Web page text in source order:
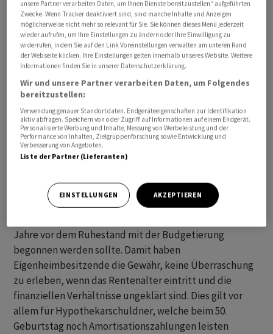
Mit 50 Jahren sollte mit der Planung für die Pension
Grundsätzlich gilt, dass eine längerfristige Planung der
Jahre vor dem Ruhestand mit der Budgetierung
begonnen werden sollte. Damit haben
Eigenheimbesitzende die Gewähr, keine Überraschung
zu erleben, wenn das Rentenalter eintritt und die
finanziellen Verhältnisse ungeklärt sind. Dies gilt vor
allem für Hypothekarschuldner, welche beim 50.
Geburtstag noch Amortisationszahlungen leisten
unsere Partner verarbeiten Daten, um Ihnen Dienste bereitzustellen“ aufgeführten
Zwecke. Wenn Tracker deaktiviert sind, sind manche Inhalte und Anzeigen
möglicherweise nicht mehr so relevant für Sie. Sie können dieses Menü jederzeit
wieder aufrufen, um Ihre Einstellungen zu ändern oder Ihre Einwilligung zu
widerrufen, indem Sie auf den Link Voreinstellungen verwalten am unteren Rand
der Webseite klicken. Ihre Einstellungen gelten innerhalb unseres Website. Weitere
Informationen finden Sie in unserer Datenschutzerklärung.
Wir und unsere Partner verarbeiten Daten, um Folgendes
bereitzustellen:
Verwendung genauer Standortdaten. Endgeräteeigenschaften zur Identifikation
aktiv abfragen. Speichern von oder Zugriff auf Informationen auf einem Endgerät.
Personalisierte Werbung und Inhalte, Messung von Werbeleistung und der
Performance von Inhalten, Zielgruppenforschung sowie Entwicklung und
Verbesserung von Angeboten.
Liste der Partner (Lieferanten)
EINSTELLUNGEN AKZEPTIEREN